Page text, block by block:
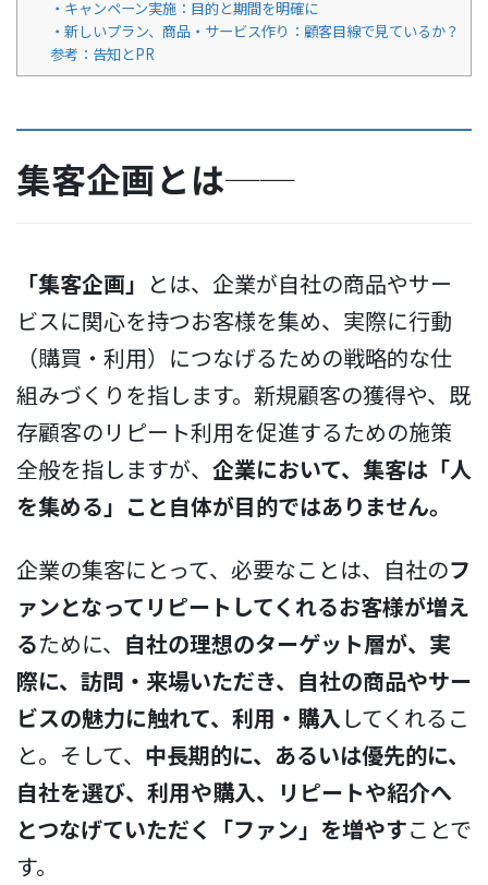
・キャンペーン実施：目的と期間を明確に
・新しいプラン、商品・サービス作り：顧客目線で見ているか？
参考：告知とPR
集客企画とは──
「集客企画」 とは、企業が自社の商品やサー
ビスに関心を持つお客様を集め、実際に行動
（購買・利用）につなげるための戦略的な仕
組みづくりを指します。新規顧客の獲得や、既
存顧客のリピート利用を促進するための施策
全般を指しますが、 企業において、集客は「人
を集める」こと自体が目的ではありません。
企業の集客にとって、必要なことは、自社のフ
ァンとなってリピートしてくれるお客様が増え
るために、 自社の理想のターゲット層が、実
際に、訪問・来場いただき、自社の商品やサー
ビスの魅力に触れて、利用・購入 してくれるこ
と。そして、 中長期的に、あるいは優先的に、
自社を選び、利用や購入、リピートや紹介へ
とつなげていただく「ファン」を増やすことで
す。